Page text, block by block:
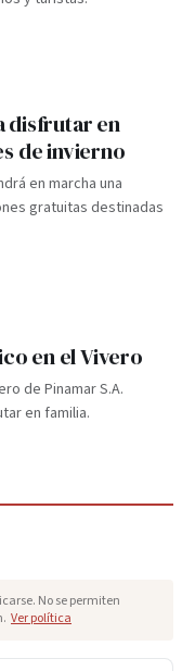
disfrutar en
de invierno
en marcha una
gratuitas destinadas
en el Vivero
de Pinamar S.A.
en familia.
No se permiten
Ver política